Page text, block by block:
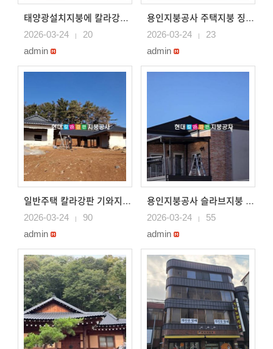
태양광설치지붕에 칼라강판지붕시공
2026-03-24 |
20
admin
용인지붕공사 주택지붕 징크로 지붕시공, 대분위 기와도 징크..
2026-03-24 |
23
admin
일반주택 칼라강판 기와지붕으로 시공 용마루와 앤드캡 대봉 ..
2026-03-24 |
90
admin
용인지붕공사 슬라브지붕 지붕공사 , 처마물받이시공
2026-03-24 |
55
admin